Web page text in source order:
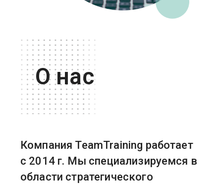
О нас
Компания TeamTraining работает
с 2014 г. Мы специализируемся в
области стратегического